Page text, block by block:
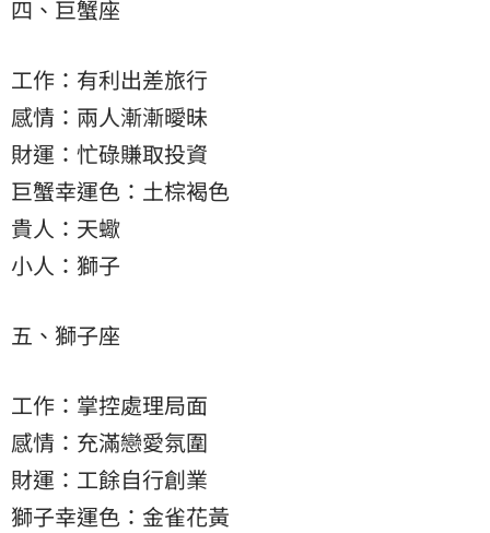
四、巨蟹座
工作：有利出差旅行
感情：兩人漸漸曖昧
財運：忙碌賺取投資
巨蟹幸運色：土棕褐色
貴人：天蠍
小人：獅子
五、獅子座
工作：掌控處理局面
感情：充滿戀愛氛圍
財運：工餘自行創業
獅子幸運色：金雀花黃